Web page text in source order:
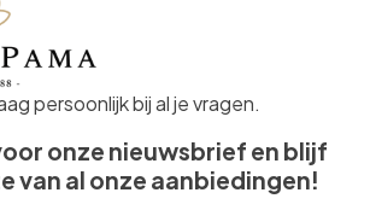
persoonlijk bij al je vragen.
onze nieuwsbrief en blijf
van al onze aanbiedingen!